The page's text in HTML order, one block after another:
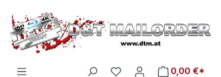
Zum Hauptinhalt springen
Du hast 0 Produkte auf
0,00 €*